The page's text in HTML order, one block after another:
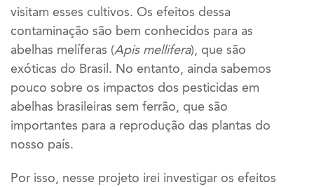
visitam esses cultivos. Os efeitos dessa
contaminação são bem conhecidos para as
abelhas melíferas (Apis mellifera), que são
exóticas do Brasil. No entanto, ainda sabemos
pouco sobre os impactos dos pesticidas em
abelhas brasileiras sem ferrão, que são
importantes para a reprodução das plantas do
nosso país.
Por isso, nesse projeto irei investigar os efeitos